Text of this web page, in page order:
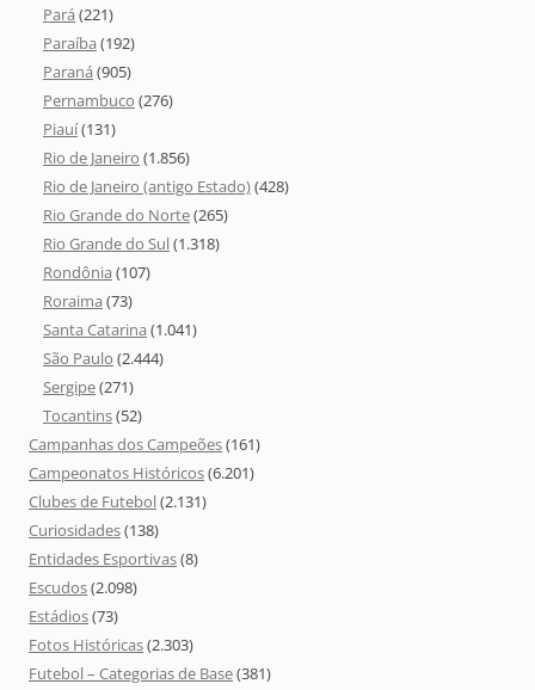
Pará (221)
Paraíba (192)
Paraná (905)
Pernambuco (276)
Piauí(131)
Rio de Janeiro (1.856)
Rio de Janeiro (antigo Estado)(428)
Rio Grande do Norte(265)
Rio Grande do Sul(1.318)
Rondônia (107)
Roraima (73)
Santa Catarina (1.041)
São Paulo (2.444)
Sergipe(271)
Tocantins(52)
Campanhas dos Campeões(161)
Campeonatos Históricos(6.201)
Clubes de Futebol(2.131)
Curiosidades(138)
Entidades Esportivas(8)
Escudos(2.098)
Estádios(73)
Fotos Históricas(2.303)
Futebol – Categorias de Base(381)